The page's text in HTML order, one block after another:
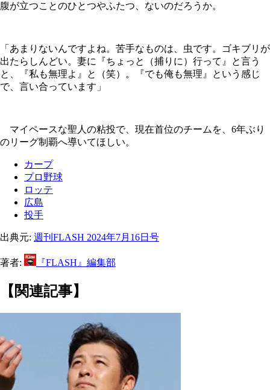
腹が立つことのひとつやふたつ、ないのだろうか。
「あまりないんですよね。苦手なものは、虫です。ゴキブリが
出たらしんどい。妻に『ちょっと（捕りに）行って』と言う
と、『私も無理よ』と（笑）。『でも俺も無理』という感じ
で、言い合っています」
マイペースな聖人の粘投で、現在首位のチームを、6年ぶり
のリーグ制覇へ導いてほしい。
カープ
プロ野球
ロッテ
広島
投手
出典元: 週刊FLASH 2024年7月16日号
著者: 『FLASH』編集部
【関連記事】